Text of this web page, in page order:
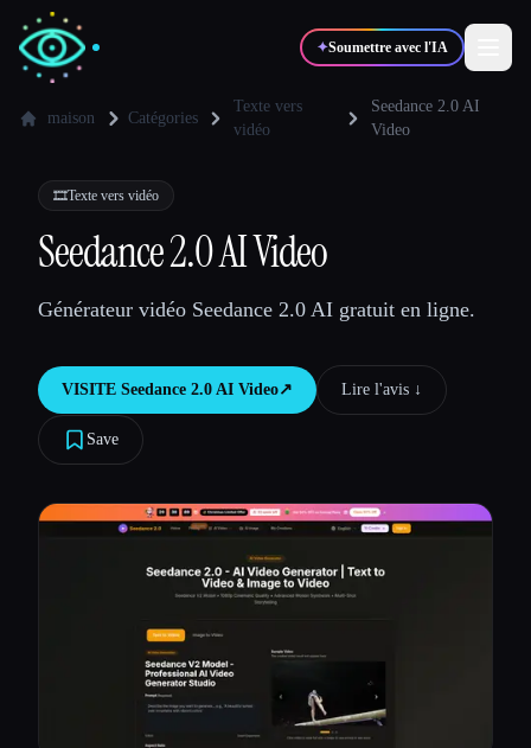
✦Soumettre avec l'IA
💻Développeurs 📈Marketeurs
Blog
Comparer les outils
Toutes les catégories
maison Catégories
Texte vers
vidéo
Seedance 2.0 AI
Video
🎞️Texte vers vidéo
Seedance 2.0 AI Video
Générateur vidéo Seedance 2.0 AI gratuit en ligne.
VISITE Seedance 2.0 AI Video↗︎ Lire l'avis ↓︎
Save